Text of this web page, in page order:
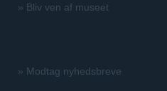
» Bliv ven af museet
» Modtag nyhedsbreve